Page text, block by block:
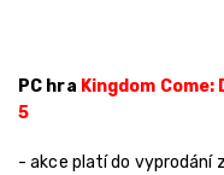
PC hra Kingdom
5
- akce platí do vyprodání